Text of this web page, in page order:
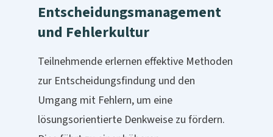
Entscheidungsmanagement
und Fehlerkultur
Teilnehmende erlernen effektive Methoden
zur Entscheidungsfindung und den
Umgang mit Fehlern, um eine
lösungsorientierte Denkweise zu fördern.